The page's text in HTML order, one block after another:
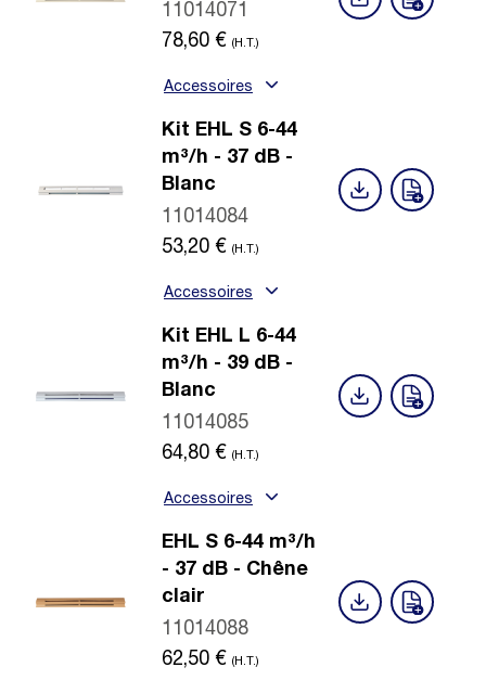
11014071
78,60 € (H.T.)
Accessoires
Kit EHL S 6-44
m³/h - 37 dB -
Blanc
11014084
53,20 € (H.T.)
Accessoires
Kit EHL L 6-44
m³/h - 39 dB -
Blanc
11014085
64,80 € (H.T.)
Accessoires
EHL S 6-44 m³/h
- 37 dB - Chêne
clair
11014088
62,50 € (H.T.)